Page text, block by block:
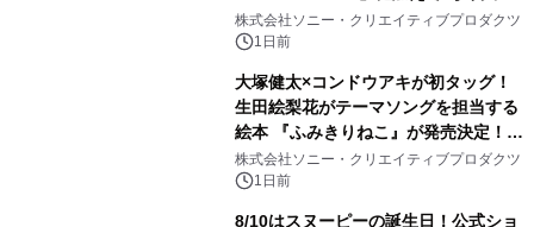
評阪急の「うめだスヌーピーフェステ
ィバル」、 グラングリーン大阪 ショ
SUMMER TIME with PEANUTS」を
初開催！
株式会社ソニー・クリエイティブプロダクツ
1日前
大塚健太×コンドウアキが初タッグ！
生田絵梨花がテーマソングを担当する
絵本 『ふみきりねこ』が発売決定！
LINEスタンプも同時リリース！
株式会社ソニー・クリエイティブプロダクツ
1日前
8/10はスヌーピーの誕生日！公式ショ